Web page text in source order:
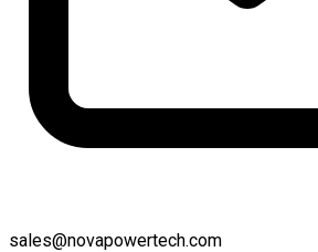
sales@novapowertech.com